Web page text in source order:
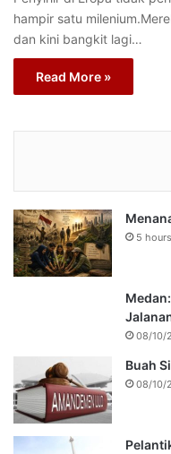
hampir satu
dan kini bangkit lagi…
Read More »
5
08/10/
Buah
08/10/